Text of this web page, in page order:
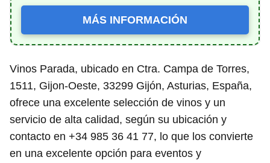
MÁS INFORMACIÓN
Vinos Parada, ubicado en Ctra. Campa de Torres,
1511, Gijon-Oeste, 33299 Gijón, Asturias, España,
ofrece una excelente selección de vinos y un
servicio de alta calidad, según su ubicación y
contacto en +34 985 36 41 77, lo que los convierte
en una excelente opción para eventos y